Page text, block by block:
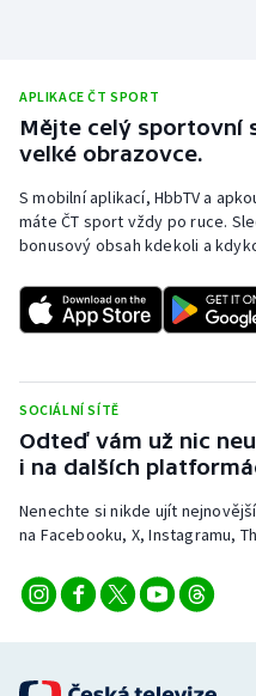
Rychlostní kanoistika
Short track
Sportovní střelba
Stolní tenis
Veslování
Vodní slalom
Volejbal
Ostatní
APLIKACE ČT SPORT
Mějte celý sportovní
velké obrazovce.
S mobilní aplikací, HbbTV a
máte ČT sport vždy po ruce.
bonusový obsah kdekoli a
SOCIÁLNÍ SÍTĚ
Odteď vám už nic
i na dalších
Nenechte si nikde ujít
na Facebooku, X, Instagramu,